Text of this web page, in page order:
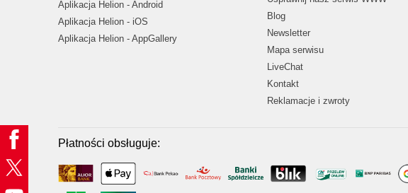
Aplikacja Helion - Android
Aplikacja Helion - iOS
Aplikacja Helion - AppGallery
Blog
Newsletter
Mapa serwisu
LiveChat
Kontakt
Reklamacje i zwroty
Płatności obsługuje: